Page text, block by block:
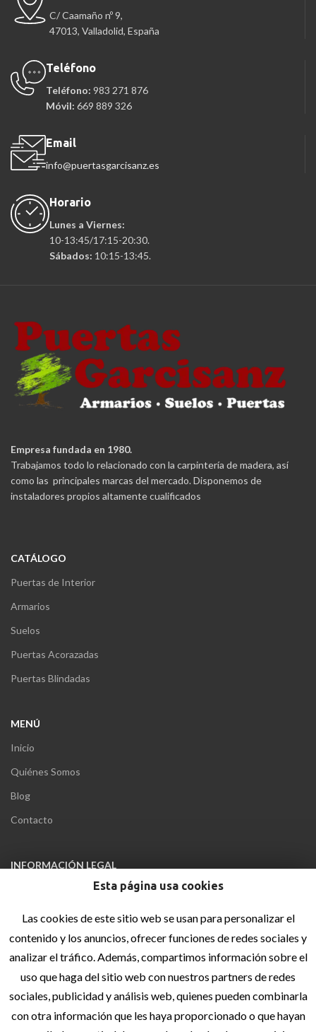
C/ Caamaño nº 9,
47013, Valladolid, España
Teléfono
Teléfono: 983 271 876
Móvil: 669 889 326
Email
info@puertasgarcisanz.es
Horario
Lunes a Viernes:
10-13:45/17:15-20:30.
Sábados: 10:15-13:45.
Empresa fundada en 1980.
Trabajamos todo lo relacionado con la carpintería de madera, así
como las principales marcas del mercado. Disponemos de
instaladores propios altamente cualificados
CATÁLOGO
Puertas de Interior
Armarios
Suelos
Puertas Acorazadas
Puertas Blindadas
MENÚ
Inicio
Quiénes Somos
Blog
Contacto
INFORMACIÓN LEGAL
Política de privacidad
Política de cookies
Accesibilidad
Sitemap
Esta página usa cookies
Las cookies de este sitio web se usan para personalizar el
contenido y los anuncios, ofrecer funciones de redes sociales y
analizar el tráfico. Además, compartimos información sobre el
uso que haga del sitio web con nuestros partners de redes
sociales, publicidad y análisis web, quienes pueden combinarla
con otra información que les haya proporcionado o que hayan